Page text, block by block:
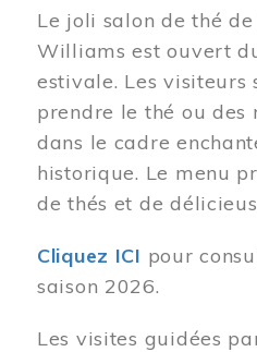
Le joli salon de thé
Williams est ouvert
estivale. Les visiteurs
prendre le thé ou des
dans le cadre
historique. Le menu
de thés et de
Cliquez ICI pour
saison 2026.
Les visites guidées